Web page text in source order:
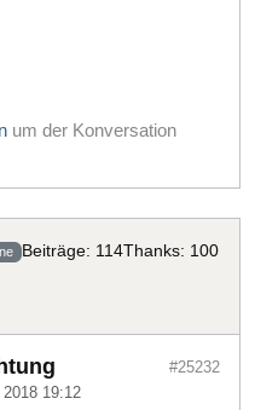
um der Konversation
Beiträge: 114Thanks: 100
19:12
#25232